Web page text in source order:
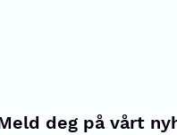
deg på vårt